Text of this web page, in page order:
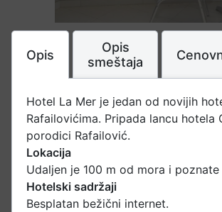
Opis
Opis
smeštaja
Hotel La Mer je jedan od novijih
Rafailovićima. Pripada lancu hotela
porodici Rafailović.
Lokacija
Udaljen je 100 m od mora i poznate
Hotelski sadržaji
Besplatan bežični internet.